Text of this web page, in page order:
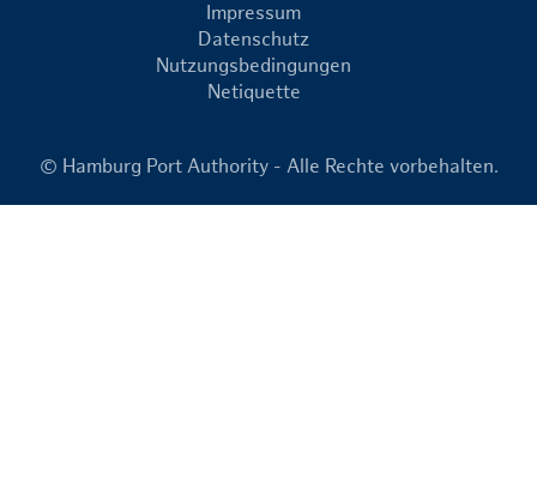
Impressum
Datenschutz
Nutzungsbedingungen
Netiquette
© Hamburg Port Authority - Alle Rechte vorbehalten.